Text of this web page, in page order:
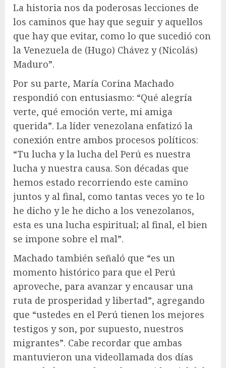
La historia nos da poderosas lecciones de
los caminos que hay que seguir y aquellos
que hay que evitar, como lo que sucedió con
la Venezuela de (Hugo) Chávez y (Nicolás)
Maduro”.
Por su parte, María Corina Machado
respondió con entusiasmo: “Qué alegría
verte, qué emoción verte, mi amiga
querida”. La líder venezolana enfatizó la
conexión entre ambos procesos políticos:
“Tu lucha y la lucha del Perú es nuestra
lucha y nuestra causa. Son décadas que
hemos estado recorriendo este camino
juntos y al final, como tantas veces yo te lo
he dicho y le he dicho a los venezolanos,
esta es una lucha espiritual; al final, el bien
se impone sobre el mal”.
Machado también señaló que “es un
momento histórico para que el Perú
aproveche, para avanzar y encausar una
ruta de prosperidad y libertad”, agregando
que “ustedes en el Perú tienen los mejores
testigos y son, por supuesto, nuestros
migrantes”. Cabe recordar que ambas
mantuvieron una videollamada dos días